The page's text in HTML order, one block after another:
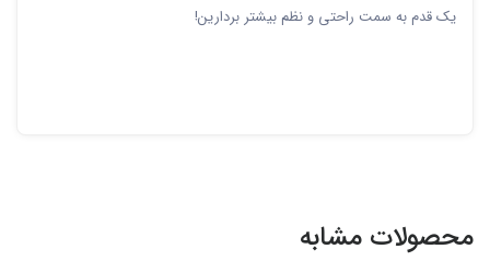
یک قدم به سمت راحتی و نظم بیشتر بردارین!
محصولات مشابه